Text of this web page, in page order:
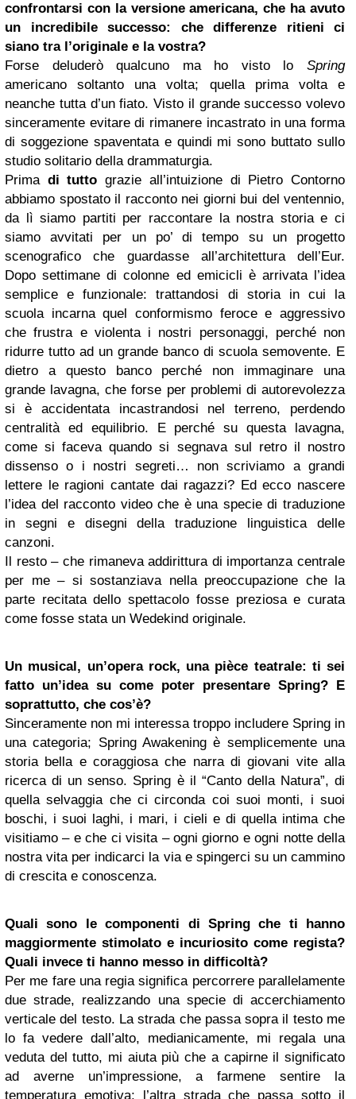
confrontarsi con la versione americana, che ha avuto
un incredibile successo: che differenze ritieni ci
siano tra l’originale e la vostra?
Forse deluderò qualcuno ma ho visto lo Spring
americano soltanto una volta; quella prima volta e
neanche tutta d’un fiato. Visto il grande successo volevo
sinceramente evitare di rimanere incastrato in una forma
di soggezione spaventata e quindi mi sono buttato sullo
studio solitario della drammaturgia.
Prima di tutto grazie all’intuizione di Pietro Contorno
abbiamo spostato il racconto nei giorni bui del ventennio,
da lì siamo partiti per raccontare la nostra storia e ci
siamo avvitati per un po’ di tempo su un progetto
scenografico che guardasse all’architettura dell’Eur.
Dopo settimane di colonne ed emicicli è arrivata l’idea
semplice e funzionale: trattandosi di storia in cui la
scuola incarna quel conformismo feroce e aggressivo
che frustra e violenta i nostri personaggi, perché non
ridurre tutto ad un grande banco di scuola semovente. E
dietro a questo banco perché non immaginare una
grande lavagna, che forse per problemi di autorevolezza
si è accidentata incastrandosi nel terreno, perdendo
centralità ed equilibrio. E perché su questa lavagna,
come si faceva quando si segnava sul retro il nostro
dissenso o i nostri segreti… non scriviamo a grandi
lettere le ragioni cantate dai ragazzi? Ed ecco nascere
l’idea del racconto video che è una specie di traduzione
in segni e disegni della traduzione linguistica delle
canzoni.
Il resto – che rimaneva addirittura di importanza centrale
per me – si sostanziava nella preoccupazione che la
parte recitata dello spettacolo fosse preziosa e curata
come fosse stata un Wedekind originale.
Un musical, un’opera rock, una pièce teatrale: ti sei
fatto un’idea su come poter presentare Spring? E
soprattutto, che cos’è?
Sinceramente non mi interessa troppo includere Spring in
una categoria; Spring Awakening è semplicemente una
storia bella e coraggiosa che narra di giovani vite alla
ricerca di un senso. Spring è il “Canto della Natura”, di
quella selvaggia che ci circonda coi suoi monti, i suoi
boschi, i suoi laghi, i mari, i cieli e di quella intima che
visitiamo – e che ci visita – ogni giorno e ogni notte della
nostra vita per indicarci la via e spingerci su un cammino
di crescita e conoscenza.
Quali sono le componenti di Spring che ti hanno
maggiormente stimolato e incuriosito come regista?
Quali invece ti hanno messo in difficoltà?
Per me fare una regia significa percorrere parallelamente
due strade, realizzando una specie di accerchiamento
verticale del testo. La strada che passa sopra il testo me
lo fa vedere dall’alto, medianicamente, mi regala una
veduta del tutto, mi aiuta più che a capirne il significato
ad averne un’impressione, a farmene sentire la
temperatura emotiva; l’altra strada che passa sotto il